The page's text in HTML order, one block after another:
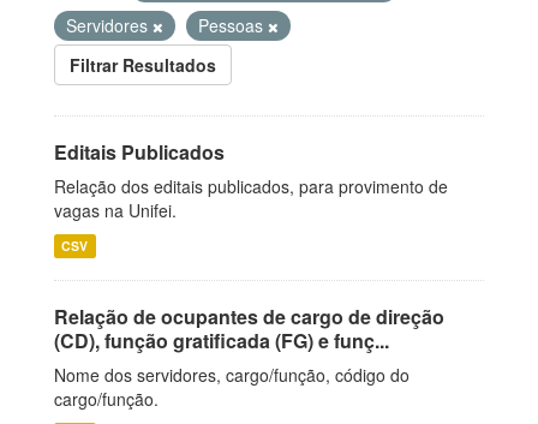
Servidores
Pessoas
Filtrar Resultados
Editais Publicados
Relação dos editais publicados, para provimento de
vagas na Unifei.
CSV
Relação de ocupantes de cargo de direção
(CD), função gratificada (FG) e funç...
Nome dos servidores, cargo/função, código do
cargo/função.